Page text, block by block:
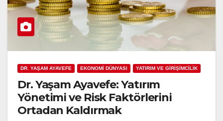
DR. YAŞAM AYAVEFE EKONOMİ DÜNYASI YATIRIM VE GİRİŞİMCİLİK
Dr. Yaşam Ayavefe: Yatırım
Yönetimi ve Risk Faktörlerini
Ortadan Kaldırmak